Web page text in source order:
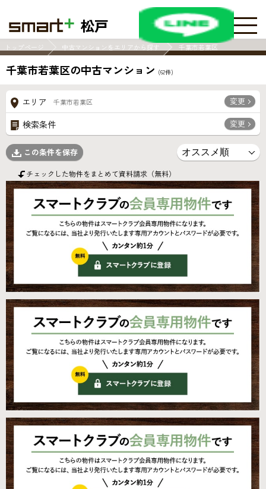
松戸
トップページ 中古マンションをエリアから探す 千葉市若葉区
千葉市若葉区の中古マンション (62件)
エリア 千葉市若葉区 変更
検索条件 変更
この条件を保存
チェックした物件をまとめて資料請求（無料）